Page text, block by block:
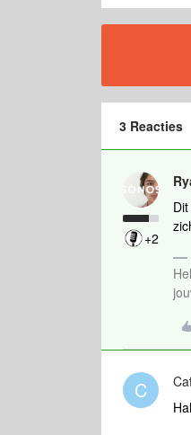
3 Reacties
+2
C